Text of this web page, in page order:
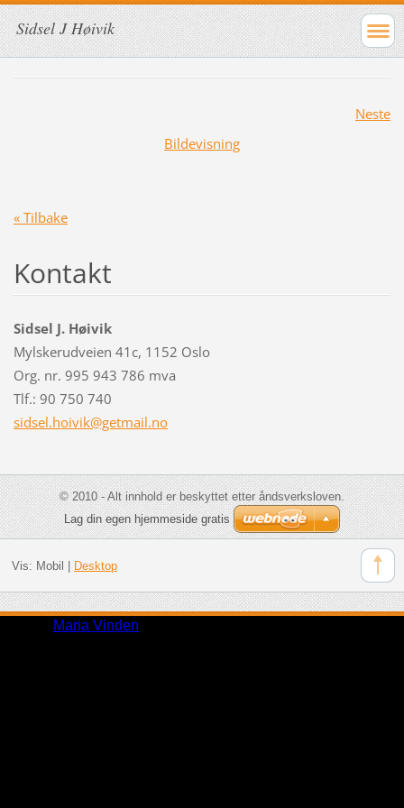
Sidsel J Høivik
Neste
Bildevisning
« Tilbake
Kontakt
Sidsel J. Høivik
Mylskerudveien 41c, 1152 Oslo
Org. nr. 995 943 786 mva
Tlf.: 90 750 740
sidsel.hoivik@getmail.no
© 2010 - Alt innhold er beskyttet etter åndsverksloven.
Lag din egen hjemmeside gratis
Vis: Mobil Desktop
Maria Vinden